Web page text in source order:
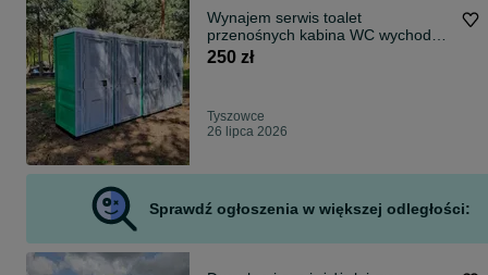
Wynajem serwis toalet
przenośnych kabina WC wychodek
toaleta
250 zł
Tyszowce
26 lipca 2026
Sprawdź ogłoszenia w większej odległości: